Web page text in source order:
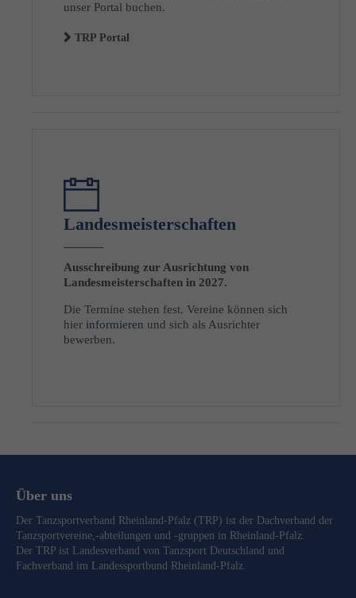
unser Portal buchen.
TRP Portal
Landesmeisterschaften
Ausschreibung zur Ausrichtung von
Landesmeisterschaften in 2027.
Die Termine stehen fest. Vereine können sich
hier informieren und sich als Ausrichter
bewerben.
Über uns
Der Tanzsportverband Rheinland-Pfalz (TRP) ist der Dachverband der
Tanzsportvereine,-abteilungen und -gruppen in Rheinland-Pfalz.
Der TRP ist Landesverband von Tanzsport Deutschland und
Fachverband im Landessportbund Rheinland-Pfalz.